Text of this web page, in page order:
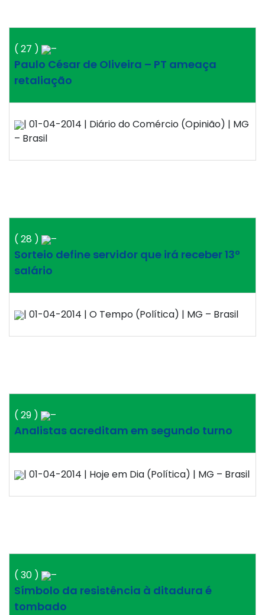
( 27 ) –
Paulo César de Oliveira – PT ameaça
retaliação
| 01-04-2014 | Diário do Comércio (Opinião) | MG
– Brasil
( 28 ) –
Sorteio define servidor que irá receber 13º
salário
| 01-04-2014 | O Tempo (Política) | MG – Brasil
( 29 ) –
Analistas acreditam em segundo turno
| 01-04-2014 | Hoje em Dia (Política) | MG – Brasil
( 30 ) –
Símbolo da resistência à ditadura é
tombado